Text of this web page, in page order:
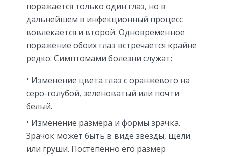
поражается только один глаз, но в
дальнейшем в инфекционный процесс
вовлекается и второй. Одновременное
поражение обоих глаз встречается крайне
редко. Симптомами болезни служат:
Изменение цвета глаз с оранжевого на
серо-голубой, зеленоватый или почти
белый.
Изменение размера и формы зрачка.
Зрачок может быть в виде звезды, щели
или груши. Постепенно его размер